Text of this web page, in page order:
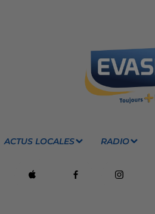
ACTUS LOCALES RADIO